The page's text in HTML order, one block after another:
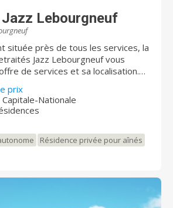
Lebourgneuf
située près de tous les services, la
Jazz Lebourgneuf vous
de services et sa localisation.
dévoué vous y attendent.
de plein air, vous y trouverez des
et des pistes cyclables à
prix
Nationale
Résidence privée pour aînés